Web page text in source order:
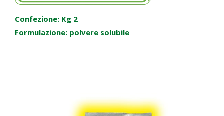
Confezione: Kg 2
Formulazione: polvere solubile